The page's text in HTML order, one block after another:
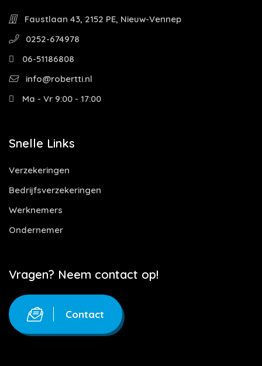
Faustlaan 43, 2152 PE, Nieuw-Vennep
0252-674978
06-51186808
info@robertti.nl
Ma - Vr 9:00 - 17:00
Snelle Links
Verzekeringen
Bedrijfsverzekeringen
Werknemers
Ondernemer
Vragen? Neem contact op!
Contact